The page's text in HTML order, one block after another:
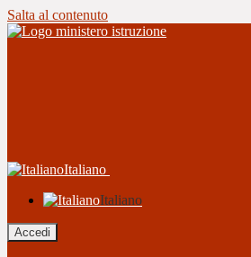
Salta al contenuto
Italiano
Italiano
Accedi